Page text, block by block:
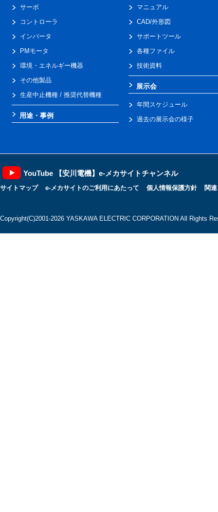
サーボ
コントローラ
インバータ
PMモータ
環境・エネルギー機器
その他製品
生産中止機種 / 推奨代替機種
用途・事例
マニュアル
CAD/外形図
サポートツール
各種ファイル
技術資料
展示会
年間スケジュール
過去の展示会の様子
YouTube 【安川電機】e-メカサイトチャンネル
サイトマップ e-メカサイトのご利用にあたって 個人情報保護方針 関
Copyright(C)2001‐2026 YASKAWA ELECTRIC CORPORATION All Rights